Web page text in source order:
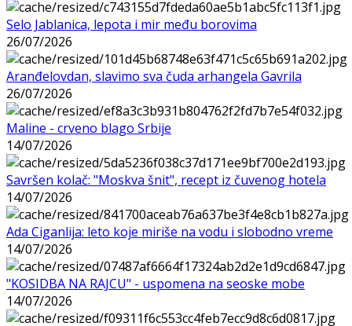
Selo Jablanica, lepota i mir među borovima
26/07/2026
Aranđelovdan, slavimo sva čuda arhangela Gavrila
26/07/2026
Maline - crveno blago Srbije
14/07/2026
Savršen kolač: "Moskva šnit", recept iz čuvenog hotela
14/07/2026
Ada Ciganlija: leto koje miriše na vodu i slobodno vreme
14/07/2026
"KOSIDBA NA RAJCU" - uspomena na seoske mobe
14/07/2026